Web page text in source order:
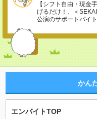
【シフト自由・現金
げるだけ！、＜
公演のサポートバイ
かん
エンバイトTOP